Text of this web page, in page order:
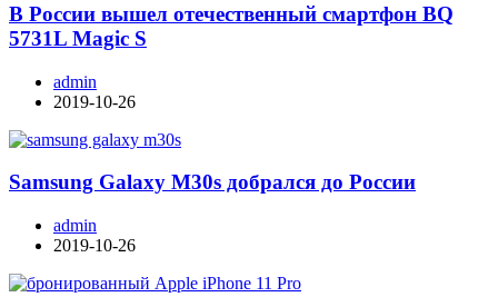
В России вышел отечественный смартфон BQ
5731L Magic S
admin
2019-10-26
Samsung Galaxy M30s добрался до России
admin
2019-10-26